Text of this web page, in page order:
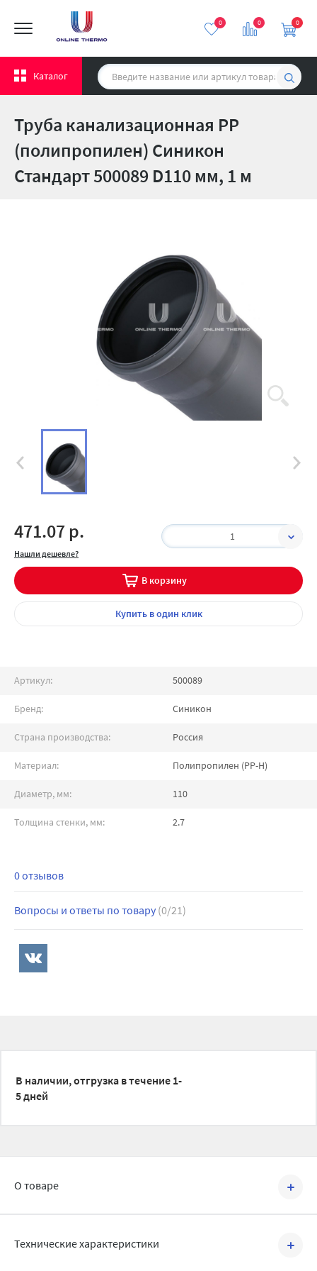
0 0
Каталог
0
Труба канализационная PP
(полипропилен) Синикон
Стандарт 500089 D110 мм, 1 м
471.07 р.
Нашли дешевле?
1
В корзину
Купитьв один клик
Артикул: 500089
Бренд: Синикон
Страна производства: Россия
Материал: Полипропилен (PP-H)
Диаметр, мм: 110
Толщина стенки, мм: 2.7
0 отзывов
Вопросы и ответы по товару (0/21)
В наличии, отгрузка в течение 1-
5 дней
О товаре
Технические характеристики